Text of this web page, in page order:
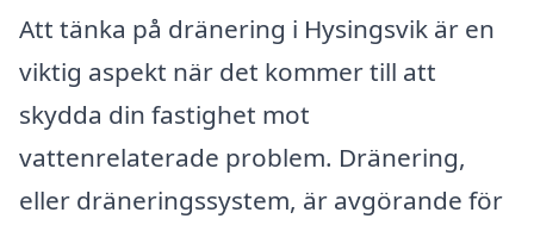
Att tänka på dränering i Hysingsvik är en
viktig aspekt när det kommer till att
skydda din fastighet mot
vattenrelaterade problem. Dränering,
eller dräneringssystem, är avgörande för